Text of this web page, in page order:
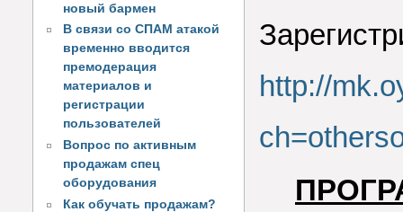
новый бармен
В связи со СПАМ атакой
временно вводится
премодерация
материалов и
регистрации
пользователей
Вопрос по активным
продажам спец
оборудования
Как обучать продажам?
http://